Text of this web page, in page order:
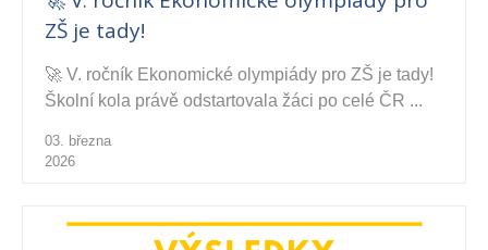
ZŠ je tady!
🚀 V. ročník Ekonomické olympiády pro ZŠ je tady!
Školní kola právě odstartovala žáci po celé ČR ...
03. března
2026